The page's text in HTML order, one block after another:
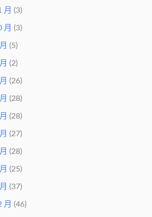
月 (3)
月 (3)
(5)
(2)
(26)
(28)
(28)
(27)
(28)
(25)
(37)
月 (46)